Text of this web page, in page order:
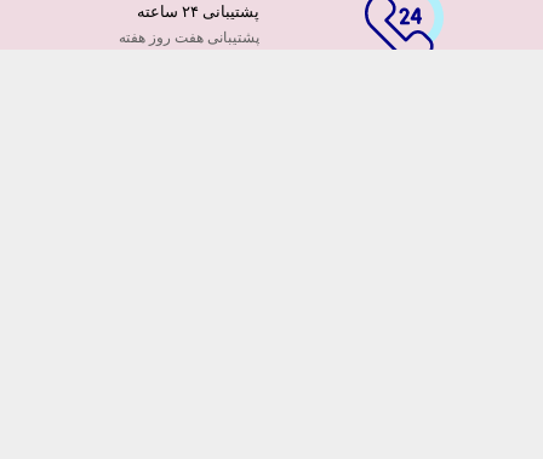
پشتیبانی ۲۴ ساعته
پشتیبانی هفت روز هفته